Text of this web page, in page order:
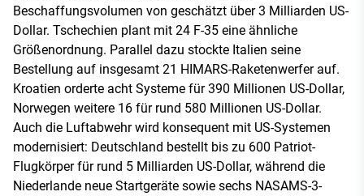
Beschaffungsvolumen von geschätzt über 3 Milliarden US-
Dollar. Tschechien plant mit 24 F-35 eine ähnliche
Größenordnung. Parallel dazu stockte Italien seine
Bestellung auf insgesamt 21 HIMARS-Raketenwerfer auf.
Kroatien orderte acht Systeme für 390 Millionen US-Dollar,
Norwegen weitere 16 für rund 580 Millionen US-Dollar.
Auch die Luftabwehr wird konsequent mit US-Systemen
modernisiert: Deutschland bestellt bis zu 600 Patriot-
Flugkörper für rund 5 Milliarden US-Dollar, während die
Niederlande neue Startgeräte sowie sechs NASAMS-3-